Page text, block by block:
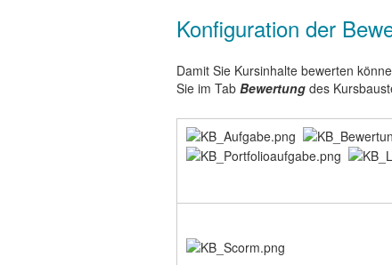
Konfiguration der
Damit Sie Kursinhalte bewerten
Sie im Tab Bewertung des